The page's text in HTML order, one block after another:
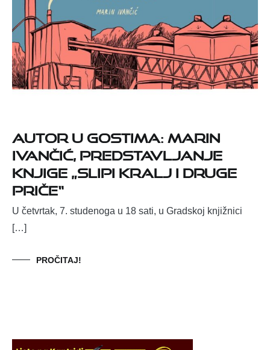
Autor u gostima: Marin
Ivančić, predstavljanje
knjige „Slipi kralj i druge
priče“
U četvrtak, 7. studenoga u 18 sati, u Gradskoj knjižnici
[…]
PROČITAJ!